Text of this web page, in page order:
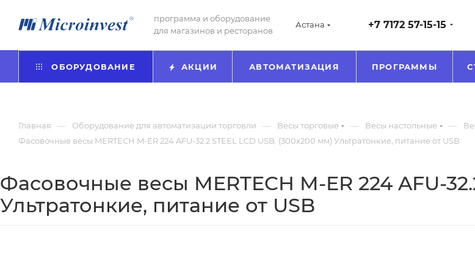
программа и оборудование
для магазинов и ресторанов
Астана +7 7172 57-15-15
ОБОРУДОВАНИЕ АКЦИИ АВТОМАТИЗАЦИЯ ПРОГРАММЫ
Главная — Оборудование для автоматизации торговли — Весы торговые — Весы настольные —
Фасовочные весы MERTECH M-ER 224 AFU-32.2 STEEL LCD USB. (300х200 мм) Ультратонкие, питание от USB
Фасовочные весы MERTECH M-ER 224 AFU-
Ультратонкие, питание от USB